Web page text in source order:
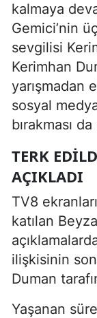
kalmaya
Gemici’nin
sevgilisi
Kerimhan
yarışmadan
sosyal
bırakması
TERK
AÇIKLADI
TV8
katılan
ilişkisinin
Duman
Yaşanan